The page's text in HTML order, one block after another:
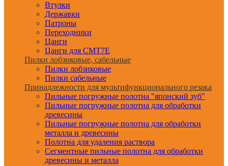
Втулки
Державки
Патроны
Переходники
Цанги
Цанги для CMT7E
Пилки лобзиковые, сабельные
Пилки лобзиковые
Пилки сабельные
Принадлежности для мультифункционального резака
Пильные погружные полотна "японский зуб"
Пильные погружные полотна для обработки
древесины
Пильные погружные полотна для обработки
металла и древесины
Полотна для удаления раствора
Сегментные пильные полотна для обработки
древесины и металла